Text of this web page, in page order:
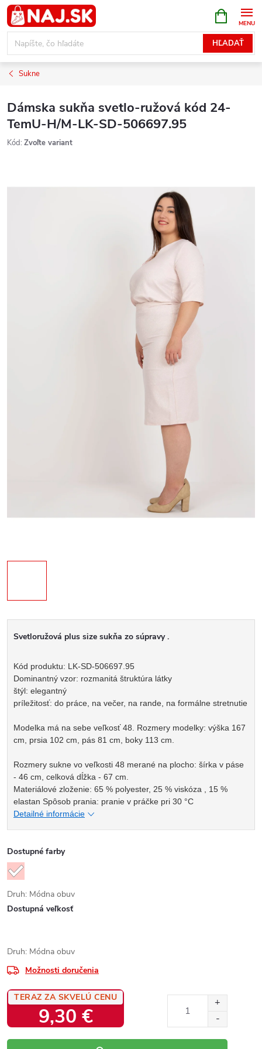
Prejsť
na
obsah
HĽADAŤ
KOŠÍK
Sukne
Dámska sukňa svetlo-ružová kód 24-
TemU-H/M-LK-SD-506697.95
Kód: Zvoľte variant
Svetloružová plus size sukňa zo súpravy .
Kód produktu: LK-SD-506697.95
Dominantný vzor: rozmanitá štruktúra látky
štýl: elegantný
príležitosť: do práce, na večer, na rande, na formálne stretnutie
Modelka má na sebe veľkosť 48. Rozmery modelky: výška 167
cm, prsia 102 cm, pás 81 cm, boky 113 cm.
Rozmery sukne vo veľkosti 48 merané na plocho: šírka v páse
- 46 cm, celková dĺžka - 67 cm.
Materiálové zloženie: 65 % polyester, 25 % viskóza , 15 %
elastan Spôsob prania: pranie v práčke pri 30 °C
Detailné informácie
Dostupné farby
Druh: Módna obuv
Dostupná veľkosť
Druh: Módna obuv
Možnosti doručenia
TERAZ ZA SKVELÚ CENU
9,30 €